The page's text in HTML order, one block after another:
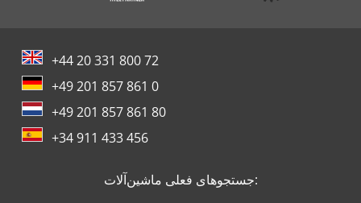
+44 20 331 800 72
+49 201 857 861 0
+49 201 857 861 80
+34 911 433 456
جستجوهای فعلی ماشین‌آلات: